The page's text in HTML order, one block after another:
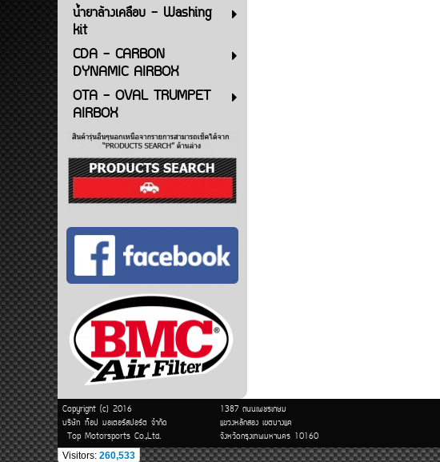
น้ำยาล้างเคลือบ - Washing
kit
CDA - CARBON
DYNAMIC AIRBOX
OTA - OVAL TRUMPET
AIRBOX
Copyright (c) 2016
1387 ถนนเพชรเกษม
บริษัท ท็อป มอเตอร์สปอร์ต จำกัด
แขวงหลักสอง เขตบางแค
Top Motorsports Co.,Ltd.
จังหวัดกรุงเทพมหานคร 10160
Visitors: 260,533